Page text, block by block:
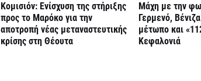
Κομισιόν: Ενίσχυση της στήριξης
προς το Μαρόκο για την
αποτροπή νέας μεταναστευτικής
κρίσης στη Θέουτα
Μάχη με την
Γερμενό,
μέτωπο και
Κεφαλονιά